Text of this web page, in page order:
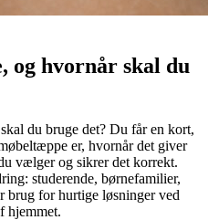
og hvornår skal du
du bruge det? Du får en kort,
er, hvornår det giver
vælger og sikrer det korrekt.
studerende, børnefamilier,
brug for hurtige løsninger ved
hjemmet.